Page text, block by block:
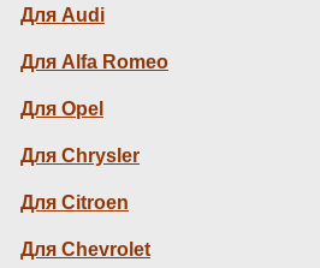
Для Audi
Для Alfa Romeo
Для Opel
Для Chrysler
Для Citroen
Для Chevrolet